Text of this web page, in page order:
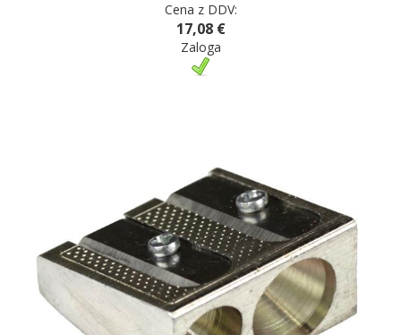
Cena z DDV:
17,08 €
Zaloga